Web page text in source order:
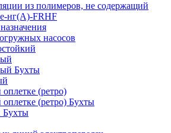
из полимеров, не содержащий
нг(А)-FRHF
насосов
Бухты
(ретро)
(ретро) Бухты
Бухты